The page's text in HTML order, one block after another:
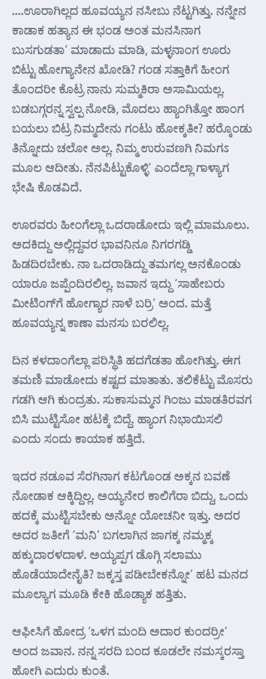
….ಊರಾಗಿಲ್ಲದ ಹೂವಯ್ಯನ ನಸೀಬು ನೆಟ್ಟಗಿತ್ತು. ನನ್ನೇನ
ಕಾಡಾಕ ಹತ್ಯಾನ ಈ ಭಂಡ ಅಂತ ಮನಸಿನಾಗ
ಬುಸಗುಡತಾ’ ಮಾಡಾದು ಮಾಡಿ, ಮಳ್ಳನಾಂಗ ಊರು
ಬಿಟ್ಟು ಹೋಗ್ಯಾನೇನ ಖೋಡಿ? ಗಂಡ ಸತ್ತಾಕಿಗೆ ಹೀಂಗ
ತೊಂದರೀ ಕೊಟ್ರ ನಾನು ಸುಮ್ಮಕಿರಾ ಅಸಾಮಿಯಲ್ಲ.
ಬಡಬಗ್ಗರನ್ನ ಸ್ವಲ್ಪ ನೋಡಿ, ಮೊದಲು ಹ್ಯಾಂಗಿತ್ತೋ ಹಾಂಗ
ಬಯಲು ಬಿಟ್ರ ನಿಮ್ಮದೇನು ಗಂಟು ಹೋಕ್ಕತೀ? ಹರ್‍ಕೊಂಡು
ತಿನ್ನೋದು ಚಲೋ ಅಲ್ಲ. ನಿಮ್ಮ ಉರುವಣಗಿ ನಿಮಗಽ
ಮೂಲ ಆದೀತು. ನೆನಪಿಟ್ಟುಕೊಳ್ಳಿ’ ಎಂದೆಲ್ಲಾ ಗಾಳ್ಯಾಗ
ಭೇಷಿ ಕೊಡವಿದೆ.
ಊರವರು ಹೀಂಗೆಲ್ಲಾ ಒದರಾಡೋದು ಇಲ್ಲಿ ಮಾಮೂಲು.
ಅದಕಿದ್ದು ಅಲ್ಲಿದ್ದವರ ಭಾವನಿನೂ ನಿಗರಗಡ್ಡಿ
ಹಿಡದಿರಬೇಕು. ನಾ ಒದರಾಡಿದ್ದು ತಮಗಲ್ಲ ಅನಕೊಂಡು
ಯಾರೂ ಜಪ್ಪೆಂದಿರಲಿಲ್ಲ. ಜವಾನ ಇದ್ದು ‘ಸಾಹೇಬರು
ಮೀಟಿಂಗ್‌ಗೆ ಹೋಗ್ಯಾರ ನಾಳೆ ಬರ್ರಿ’ ಅಂದ. ಮತ್ತೆ
ಹೂವಯ್ಯನ್ನ ಕಾಣಾ ಮನಸು ಬರಲಿಲ್ಲ.
ದಿನ ಕಳದಾಂಗೆಲ್ಲಾ ಪರಿಸ್ಥಿತಿ ಹದಗೆಡತಾ ಹೋಗಿತ್ತು. ಈಗ
ತಮಣಿ ಮಾಡೋದು ಕಷ್ಟದ ಮಾತಾತು. ತಲಿಕೆಟ್ಟು ಮೊಸರು
ಗಡಗಿ ಆಗಿ ಕುಂದ್ರತು. ಸುಕಾಸುಮ್ಮನ ಗಿಂಜು ಮಾಡತಿರವಗ
ಬಿಸಿ ಮುಟ್ಟಿಸೋ ಹಟಕ್ಕೆ ಬಿದ್ದೆ. ಹ್ಯಾಂಗ ನಿಭಾಯಿಸಲಿ
ಎಂದು ಸಂದು ಕಾಯಾಕ ಹತ್ತಿದೆ.
ಇದರ ನಡೂವ ಸೆರಗಿನಾಗ ಕಟಗೊಂಡ ಅಕ್ಕನ ಬವಣೆ
ನೋಡಾಕ ಆಕ್ಕಿದ್ದಿಲ್ಲ. ಅಯ್ಯನೇರ ಕಾಲಿಗೆರಾ ಬಿದ್ದು, ಒಂದು
ಹದಕ್ಕೆ ಮುಟ್ಟಿಸಬೇಕು ಅನ್ನೋ ಯೋಚನೀ ಇತ್ತು. ಅದರ
ಅದರ ಜತೀಗೆ ‘ಮನಿ’ ಬಗಲಾಗಿನ ಜಾಗಕ್ಕ ನಮ್ಮಕ್ಕ
ಹಕ್ಕುದಾರಳದಾಳ. ಅಯ್ಯಪ್ಪಗ ಡೊಗ್ಗಿ ಸಲಾಮು
ಹೊಡೆಯಾದೇನೈತಿ? ಜಕ್ಕಸ್ತ ಪಡೀಬೇಕನ್ನೋ’ ಹಟ ಮನದ
ಮೂಲ್ಯಾಗ ಮೂಡಿ ಕೇಕಿ ಹೊಡ್ಯಾಕ ಹತ್ತಿತು.
ಆಫೀಸಿಗೆ ಹೋದ್ರ ‘ಒಳಗ ಮಂದಿ ಅದಾರ ಕುಂದರ್ರೀ’
ಅಂದ ಜವಾನ. ನನ್ನ ಸರದಿ ಬಂದ ಕೂಡಲೇ ನಮಸ್ಕರಸ್ತಾ
ಹೋಗಿ ಎದುರು ಕುಂತೆ.